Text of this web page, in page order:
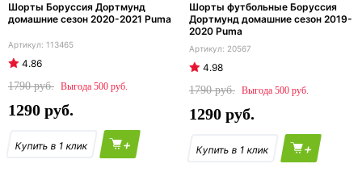
Шорты Боруссия Дортмунд
домашние сезон 2020-2021 Puma
113465
4.86
1790
500
1290
+
Шорты футбольные Боруссия
Дортмунд домашние сезон 2019-
2020 Puma
20567
4.98
1790
500
1290
+